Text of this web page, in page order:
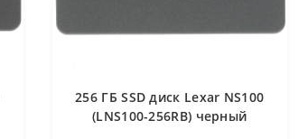
256 ГБ SSD диск Lexar NS100
(LNS100-256RB) черный